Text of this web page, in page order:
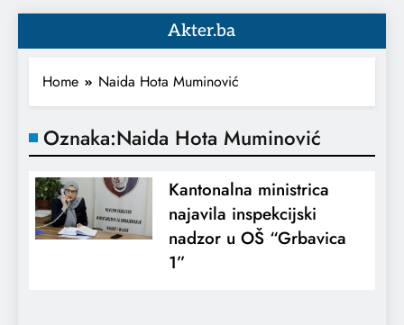
Akter.ba
Home Naida Hota Muminović
Oznaka:Naida Hota Muminović
Kantonalna ministrica
najavila inspekcijski
nadzor u OŠ “Grbavica
1”